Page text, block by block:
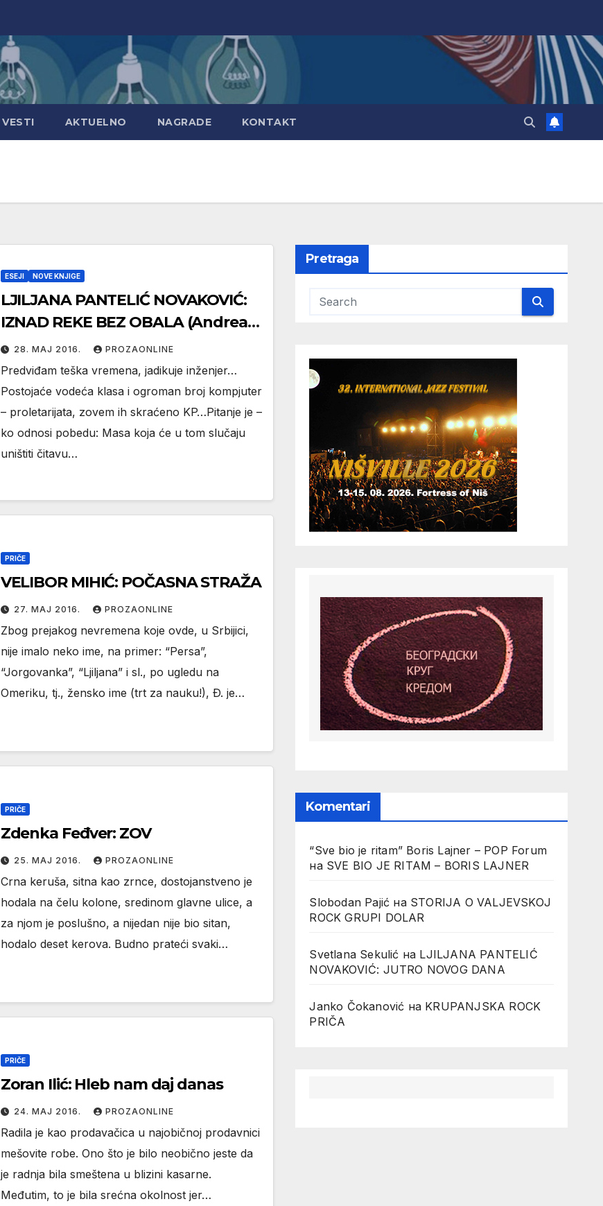
VESTI AKTUELNO NAGRADE KONTAKT
ESEJI NOVE KNJIGE
LJILJANA PANTELIĆ NOVAKOVIĆ:
IZNAD REKE BEZ OBALA (Andreas
Okopenko: Leksikon roman)
28. МАЈ 2016. PROZAONLINE
Predviđam teška vremena, jadikuje inženjer…
Postojaće vodeća klasa i ogroman broj kompjuter
– proletarijata, zovem ih skraćeno KP…Pitanje je –
ko odnosi pobedu: Masa koja će u tom slučaju
uništiti čitavu…
PRIČE
VELIBOR MIHIĆ: POČASNA STRAŽA
27. МАЈ 2016. PROZAONLINE
Zbog prejakog nevremena koje ovde, u Srbijici,
nije imalo neko ime, na primer: “Persa”,
“Jorgovanka”, “Ljiljana” i sl., po ugledu na
Omeriku, tj., žensko ime (trt za nauku!), Ð. je…
PRIČE
Zdenka Feđver: ZOV
25. МАЈ 2016. PROZAONLINE
Crna keruša, sitna kao zrnce, dostojanstveno je
hodala na čelu kolone, sredinom glavne ulice, a
za njom je poslušno, a nijedan nije bio sitan,
hodalo deset kerova. Budno prateći svaki…
PRIČE
Zoran Ilić: Hleb nam daj danas
24. МАЈ 2016. PROZAONLINE
Radila je kao prodavačica u najobičnoj prodavnici
mešovite robe. Ono što je bilo neobično jeste da
je radnja bila smeštena u blizini kasarne.
Međutim, to je bila srećna okolnost jer…
Pretraga
Komentari
“Sve bio je ritam” Boris Lajner – POP Forum
на SVE BIO JE RITAM – BORIS LAJNER
Slobodan Pajić на STORIJA O VALJEVSKOJ
ROCK GRUPI DOLAR
Svetlana Sekulić на LJILJANA PANTELIĆ
NOVAKOVIĆ: JUTRO NOVOG DANA
Janko Čokanović на KRUPANJSKA ROCK
PRIČA